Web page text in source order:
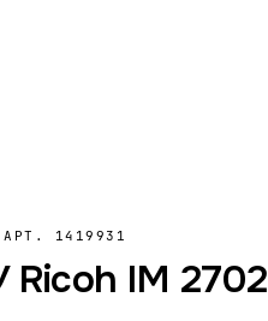
АРТ. 1419931
IM 2702